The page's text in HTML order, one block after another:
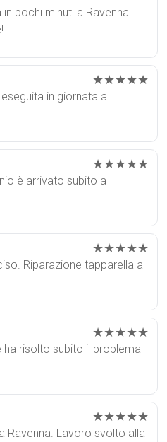
pochi minuti a Ravenna.
★★★★★
in giornata a
★★★★★
è arrivato subito a
★★★★★
Riparazione tapparella a
★★★★★
risolto subito il problema
★★★★★
Ravenna. Lavoro svolto alla